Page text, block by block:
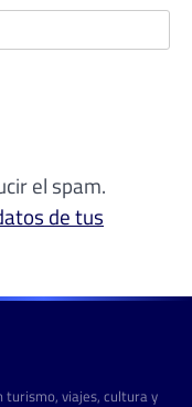
el spam.
de tus
turismo, viajes, cultura y